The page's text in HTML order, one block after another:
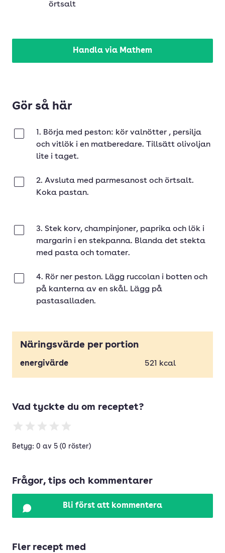
örtsalt
Handla via Mathem
Gör så här
1. Börja med peston: kör valnötter , persilja
och vitlök i en matberedare. Tillsätt olivoljan
lite i taget.
2. Avsluta med parmesanost och örtsalt.
Koka pastan.
3. Stek korv, champinjoner, paprika och lök i
margarin i en stekpanna. Blanda det stekta
med pasta och tomater.
4. Rör ner peston. Lägg ruccolan i botten och
på kanterna av en skål. Lägg på
pastasalladen.
Näringsvärde per portion
energivärde 521 kcal
Vad tyckte du om receptet?
Betyg: 0 av 5 (0 röster)
Frågor, tips och kommentarer
Bli först att kommentera
Fler recept med